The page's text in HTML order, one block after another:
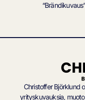
Christoffer Björklund
yrityskuvauksia,